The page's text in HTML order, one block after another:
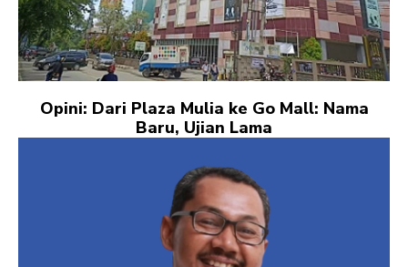
Opini: Dari Plaza Mulia ke Go Mall: Nama
Baru, Ujian Lama